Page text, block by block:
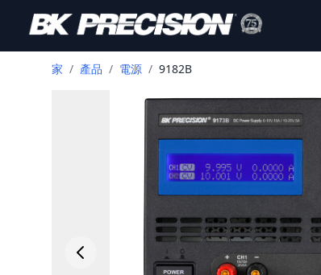
家 / 產品 / 電源 / 9182B